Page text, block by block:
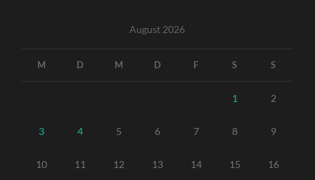
August 2026
M D M D F S S
1 2
3 4 5 6 7 8 9
10 11 12 13 14 15 16